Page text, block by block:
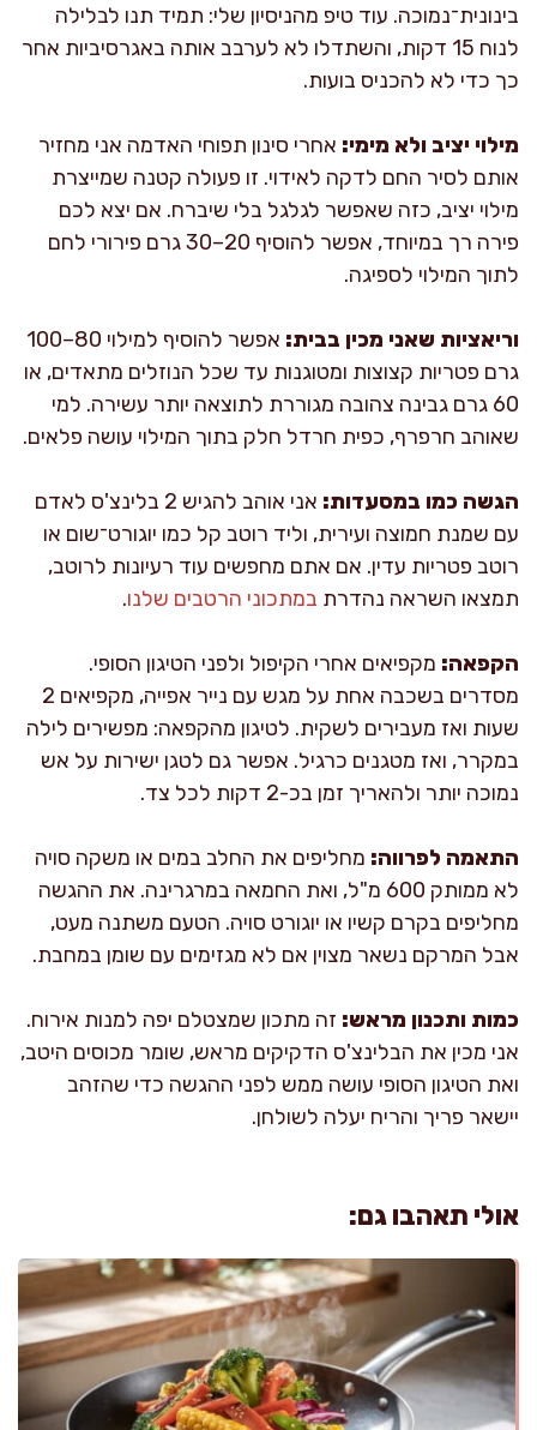
בינונית־נמוכה. עוד טיפ מהניסיון שלי: תמיד תנו לבלילה
לנוח 15 דקות, והשתדלו לא לערבב אותה באגרסיביות אחר
כך כדי לא להכניס בועות.
מילוי יציב ולא מימי: אחרי סינון תפוחי האדמה אני מחזיר
אותם לסיר החם לדקה לאידוי. זו פעולה קטנה שמייצרת
מילוי יציב, כזה שאפשר לגלגל בלי שיברח. אם יצא לכם
פירה רך במיוחד, אפשר להוסיף 20–30 גרם פירורי לחם
לתוך המילוי לספיגה.
וריאציות שאני מכין בבית:
אפשר להוסיף למילוי 80–100
גרם פטריות קצוצות ומטוגנות עד שכל הנוזלים מתאדים, או
60 גרם גבינה צהובה מגוררת לתוצאה יותר עשירה. למי
שאוהב חרפרף, כפית חרדל חלק בתוך המילוי עושה פלאים.
הגשה כמו במסעדות:
אני אוהב להגיש 2 בלינצ'ס לאדם
עם שמנת חמוצה ועירית, וליד רוטב קל כמו יוגורט־שום או
רוטב פטריות עדין. אם אתם מחפשים עוד רעיונות לרוטב,
תמצאו השראה נהדרת במתכוני הרטבים שלנו.
הקפאה: מקפיאים אחרי הקיפול ולפני הטיגון הסופי.
מסדרים בשכבה אחת על מגש עם נייר אפייה, מקפיאים 2
שעות ואז מעבירים לשקית. לטיגון מהקפאה: מפשירים לילה
במקרר, ואז מטגנים כרגיל. אפשר גם לטגן ישירות על אש
נמוכה יותר ולהאריך זמן בכ-2 דקות לכל צד.
התאמה לפרווה: מחליפים את החלב במים או משקה סויה
לא ממותק 600 מ"ל, ואת החמאה במרגרינה. את ההגשה
מחליפים בקרם קשיו או יוגורט סויה. הטעם משתנה מעט,
אבל המרקם נשאר מצוין אם לא מגזימים עם שומן במחבת.
כמות ותכנון מראש: זה מתכון שמצטלם יפה למנות אירוח.
אני מכין את הבלינצ'ס הדקיקים מראש, שומר מכוסים היטב,
ואת הטיגון הסופי עושה ממש לפני ההגשה כדי שהזהב
יישאר פריך והריח יעלה לשולחן.
אולי תאהבו גם: